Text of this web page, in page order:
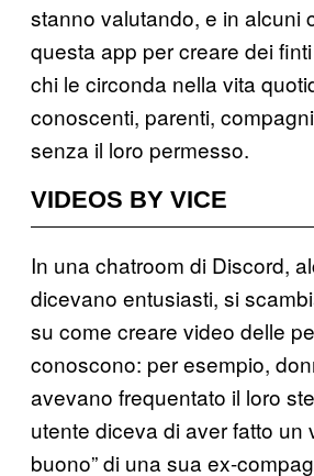
stanno valutando, e in alcuni
questa app per creare dei
chi le circonda nella vita
conoscenti, parenti,
senza il loro permesso.
VIDEOS BY VICE
In una chatroom di Discord,
dicevano entusiasti, si
su come creare video delle
conoscono: per esempio,
avevano frequentato il loro
utente diceva di aver fatto un
buono” di una sua ex-